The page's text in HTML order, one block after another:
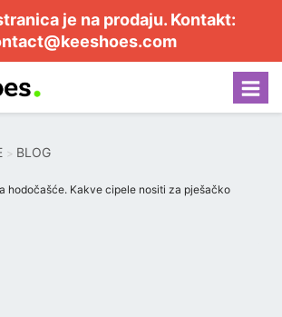
je na prodaju. Kontakt:
BLOG
hodočašće. Kakve cipele nositi za pješačko